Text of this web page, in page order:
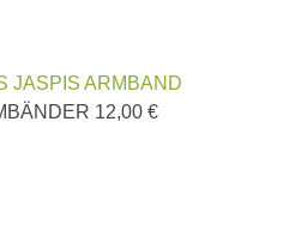
JASPIS ARMBAND
12,00 €